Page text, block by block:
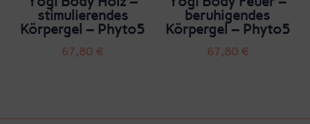
stimulierendes
Körpergel – Phyto5
67,80 €
beruhigendes
Körpergel – Phyto5
67,80 €